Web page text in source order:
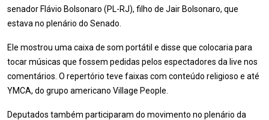
senador Flávio Bolsonaro (PL-RJ), filho de Jair Bolsonaro, que
estava no plenário do Senado.
Ele mostrou uma caixa de som portátil e disse que colocaria para
tocar músicas que fossem pedidas pelos espectadores da live nos
comentários. O repertório teve faixas com conteúdo religioso e até
YMCA, do grupo americano Village People.
Deputados também participaram do movimento no plenário da